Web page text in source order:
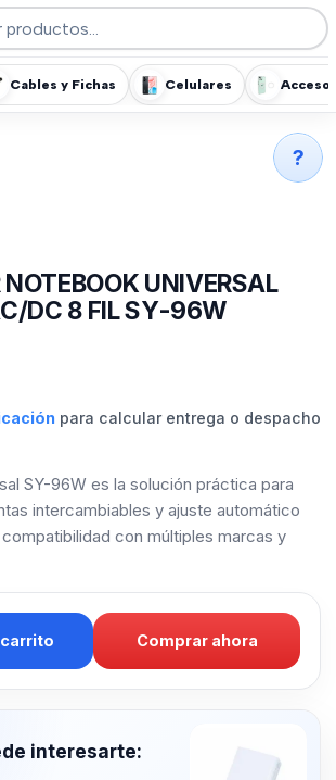
Cables y Fichas Celulares
UNIVERSAL
DC 8 FIL SY-96W
para calcular entrega o despacho
SY-96W es la solución práctica para
intercambiables y ajuste automático
con múltiples marcas y
Comprar ahora
interesarte:
?